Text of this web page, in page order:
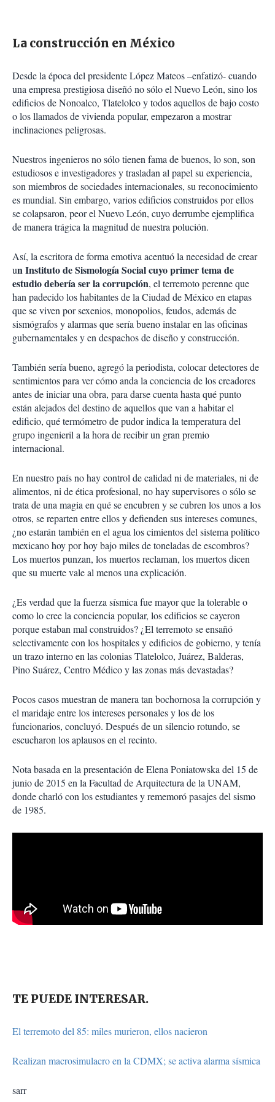
La construcción en México
Desde la época del presidente López Mateos –enfatizó- cuando
una empresa prestigiosa diseñó no sólo el Nuevo León, sino los
edificios de Nonoalco, Tlatelolco y todos aquellos de bajo costo
o los llamados de vivienda popular, empezaron a mostrar
inclinaciones peligrosas.
Nuestros ingenieros no sólo tienen fama de buenos, lo son, son
estudiosos e investigadores y trasladan al papel su experiencia,
son miembros de sociedades internacionales, su reconocimiento
es mundial. Sin embargo, varios edificios construidos por ellos
se colapsaron, peor el Nuevo León, cuyo derrumbe ejemplifica
de manera trágica la magnitud de nuestra polución.
Así, la escritora de forma emotiva acentuó la necesidad de crear
un Instituto de Sismología Social cuyo primer tema de
estudio debería ser la corrupción, el terremoto perenne que
han padecido los habitantes de la Ciudad de México en etapas
que se viven por sexenios, monopolios, feudos, además de
sismógrafos y alarmas que sería bueno instalar en las oficinas
gubernamentales y en despachos de diseño y construcción.
También sería bueno, agregó la periodista, colocar detectores de
sentimientos para ver cómo anda la conciencia de los creadores
antes de iniciar una obra, para darse cuenta hasta qué punto
están alejados del destino de aquellos que van a habitar el
edificio, qué termómetro de pudor indica la temperatura del
grupo ingenieril a la hora de recibir un gran premio
internacional.
En nuestro país no hay control de calidad ni de materiales, ni de
alimentos, ni de ética profesional, no hay supervisores o sólo se
trata de una magia en qué se encubren y se cubren los unos a los
otros, se reparten entre ellos y defienden sus intereses comunes,
¿no estarán también en el agua los cimientos del sistema político
mexicano hoy por hoy bajo miles de toneladas de escombros?
Los muertos punzan, los muertos reclaman, los muertos dicen
que su muerte vale al menos una explicación.
¿Es verdad que la fuerza sísmica fue mayor que la tolerable o
como lo cree la conciencia popular, los edificios se cayeron
porque estaban mal construidos? ¿El terremoto se ensañó
selectivamente con los hospitales y edificios de gobierno, y tenía
un trazo interno en las colonias Tlatelolco, Juárez, Balderas,
Pino Suárez, Centro Médico y las zonas más devastadas?
Pocos casos muestran de manera tan bochornosa la corrupción y
el maridaje entre los intereses personales y los de los
funcionarios, concluyó. Después de un silencio rotundo, se
escucharon los aplausos en el recinto.
Nota basada en la presentación de Elena Poniatowska del 15 de
junio de 2015 en la Facultad de Arquitectura de la UNAM,
donde charló con los estudiantes y rememoró pasajes del sismo
de 1985.
TE PUEDE INTERESAR.
El terremoto del 85: miles murieron, ellos nacieron
Realizan macrosimulacro en la CDMX; se activa alarma sísmica
sarr